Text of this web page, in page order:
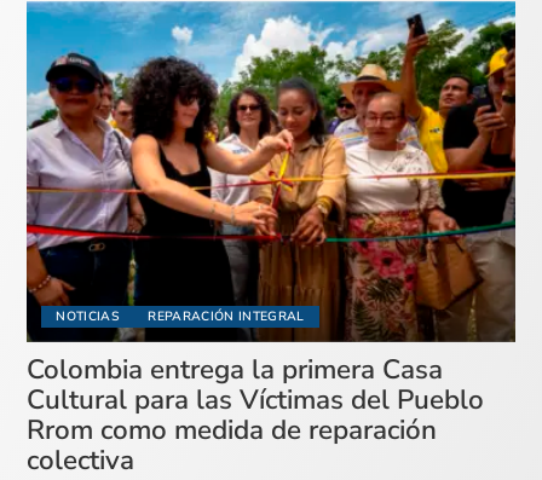
NOTICIAS REPARACIÓN INTEGRAL
Colombia entrega la primera Casa
Cultural para las Víctimas del Pueblo
Rrom como medida de reparación
colectiva